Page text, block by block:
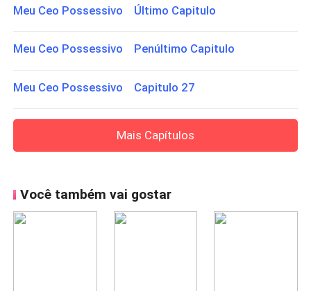
Meu Ceo Possessivo Último Capitulo
Meu Ceo Possessivo Penúltimo Capitulo
Meu Ceo Possessivo Capitulo 27
Mais Capítulos
Você também vai gostar